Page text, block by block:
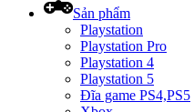
Sản phẩm
Playstation
Playstation Pro
Playstation 4
Playstation 5
Đĩa game PS4,PS5